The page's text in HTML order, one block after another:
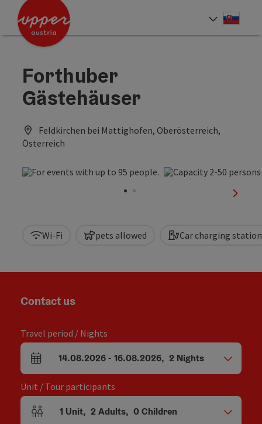
Accesskey
Accesskey
Forthuber
Gästehäuser
Feldkirchen bei Mattighofen, Oberösterreich,
Österreich
next
Wi-Fi pets allowed Car charging station
Contact us
Travel period / Nights
arrival and departure fields
14.08.2026- 16.08.2026, 2 Nights
Unit / Tour participants
Number of units and person fields
1 Unit, 2 Adults, 0Children